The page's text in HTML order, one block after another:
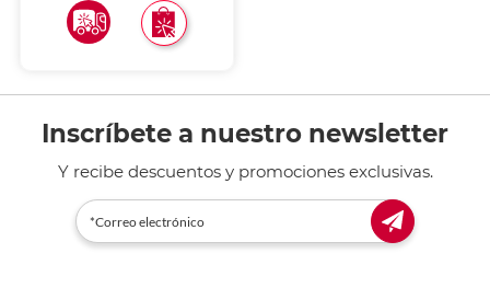
Inscríbete a nuestro newsletter
Y recibe descuentos y promociones exclusivas.